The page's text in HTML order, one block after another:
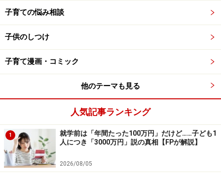
では、どのようにして、理解してもらえばいいのでしょ
うか。
知識として知ってもらう
要は、性教育です。女性のからだがどうなっているの
か、生理はなぜ起こるのか、妊娠出産との関わりはもち
ろん、女性の健康を維持するためにどのような働きをし
ているのか、といったことを知識として知ってもらいま
しょう。
子育ての悩み相談
子供のしつけ
子育て漫画・コミック
他のテーマも見る
人気記事ランキング
1
就学前は「年間たった100万円」だけど……子ども1
人につき「3000万円」説の真相【FPが解説】
2026/08/05